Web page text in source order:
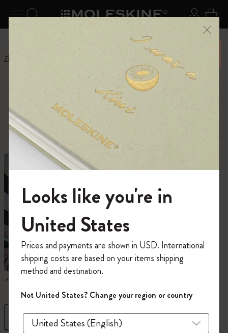
ナビゲーションの切替 ログ
検索 (キーワードなど) カ
6,500円以上のご購入で送料無料 メニ
ーを閉じる
ホーム
ショップ
創作活動に必要なすべて。
ノートブック
フィルター 並び替え
モレスキンの世界へようこそ
「WELCOME10」を入力すると、初回注
文が10%オフ＋送料無料になります。セ
ール・アウトレット品は適用外。
Moleskineアカウントを作成して限定オフ
ァーや会員特典、さらに多くのインスピ
レーションを手に入れましょう。
Looks like you're in
United States
Prices and payments are shown in USD. International
shipping costs are based on your items shipping
method and destination.
Not United States? Change your region or country